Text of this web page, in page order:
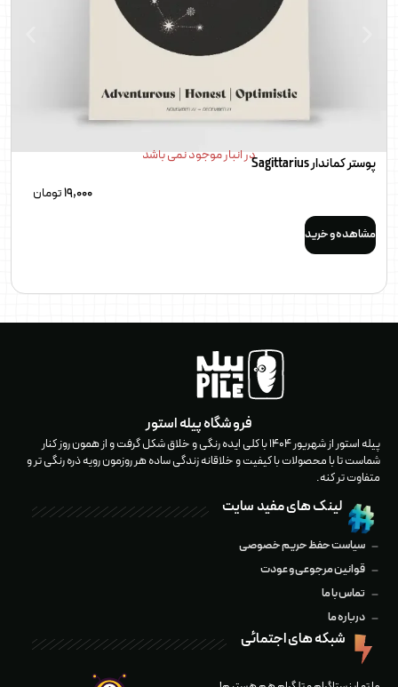
در انبار موجود نمی باشد
پوستر کماندار Sagittarius
19,000تومان
مشاهده و خرید
فروشگاه پیله استور
پيله استور از شهریور ۱۴۰۴ با كلى ايده رنگى و خلاق شكل گرفت و از همون روز كنار
شماست تا با محصولات با كيفيت و خلاقانه زندگی ساده هر روزمون رويه ذره رنگى تر و
متفاوت تر کنه.
لینک های مفید سایت
سیاست حفظ حریم خصوصی
قوانین مرجوعی و عودت
تماس با ما
درباره ما
شبکه های اجتمائی